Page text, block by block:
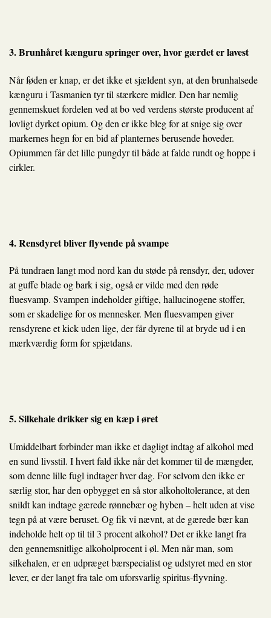
3. Brunhåret kænguru springer over, hvor gærdet er lavest
Når føden er knap, er det ikke et sjældent syn, at den brunhalsede
kænguru i Tasmanien tyr til stærkere midler. Den har nemlig
gennemskuet fordelen ved at bo ved verdens største producent af
lovligt dyrket opium. Og den er ikke bleg for at snige sig over
markernes hegn for en bid af planternes berusende hoveder.
Opiummen får det lille pungdyr til både at falde rundt og hoppe i
cirkler.
4. Rensdyret bliver flyvende på svampe
På tundraen langt mod nord kan du støde på rensdyr, der, udover
at guffe blade og bark i sig, også er vilde med den røde
fluesvamp. Svampen indeholder giftige, hallucinogene stoffer,
som er skadelige for os mennesker. Men fluesvampen giver
rensdyrene et kick uden lige, der får dyrene til at bryde ud i en
mærkværdig form for spjætdans.
5. Silkehale drikker sig en kæp i øret
Umiddelbart forbinder man ikke et dagligt indtag af alkohol med
en sund livsstil. I hvert fald ikke når det kommer til de mængder,
som denne lille fugl indtager hver dag. For selvom den ikke er
særlig stor, har den opbygget en så stor alkoholtolerance, at den
snildt kan indtage gærede rønnebær og hyben – helt uden at vise
tegn på at være beruset. Og fik vi nævnt, at de gærede bær kan
indeholde helt op til til 3 procent alkohol? Det er ikke langt fra
den gennemsnitlige alkoholprocent i øl. Men når man, som
silkehalen, er en udpræget bærspecialist og udstyret med en stor
lever, er der langt fra tale om uforsvarlig spiritus-flyvning.